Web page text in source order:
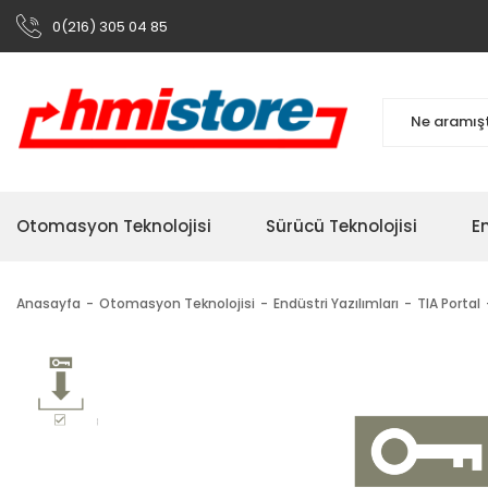
0(216) 305 04 85
Otomasyon Teknolojisi Sürücü Teknolojisi
Anasayfa Otomasyon Teknolojisi Endüstri Yazılımları TIA Portal